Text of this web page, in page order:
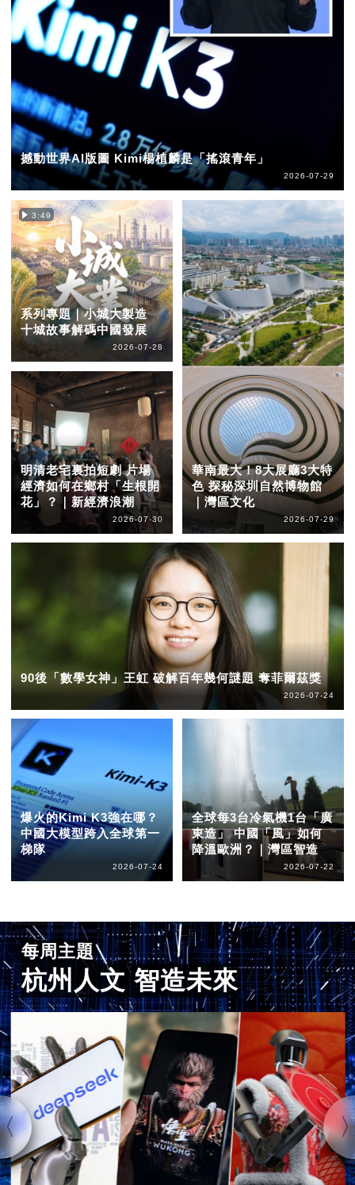
撼動世界AI版圖 Kimi楊植麟是「搖滾青年」
2026-07-29
3:49
系列專題｜小城大製造
十城故事解碼中國發展
2026-07-28
明清老宅裏拍短劇 片場
經濟如何在鄉村「生根開
花」？｜新經濟浪潮
2026-07-30
華南最大！8大展廳3大特
色 探秘深圳自然博物館
｜灣區文化
2026-07-29
90後「數學女神」王虹 破解百年幾何謎題 奪菲爾茲獎
2026-07-24
爆火的Kimi K3強在哪？
中國大模型跨入全球第一
梯隊
2026-07-24
全球每3台冷氣機1台「廣
東造」 中國「風」如何
降溫歐洲？｜灣區智造
2026-07-22
每周主題
杭州人文 智造未來